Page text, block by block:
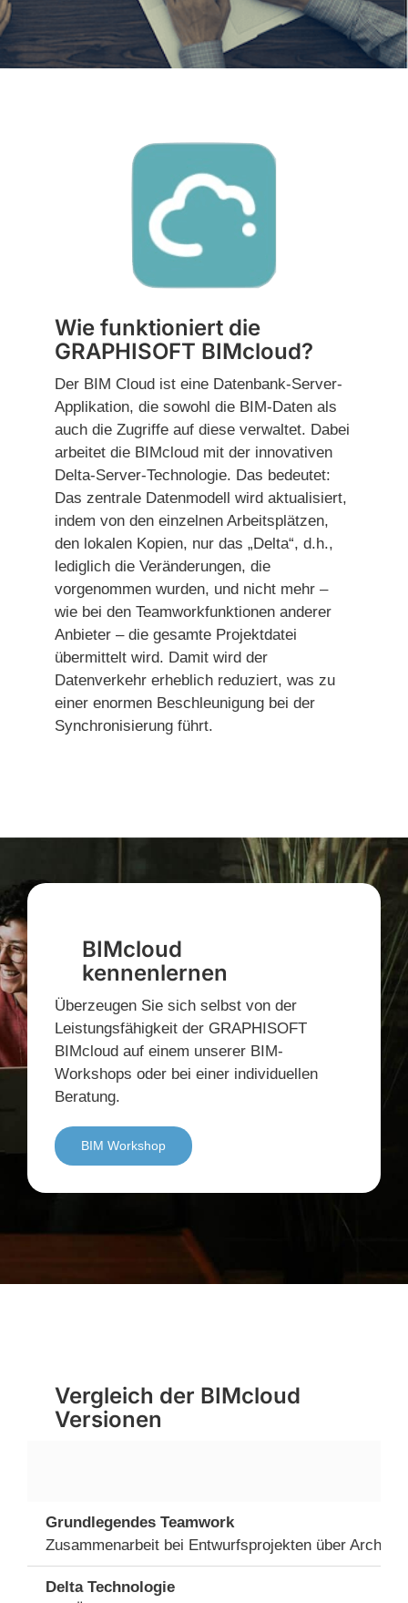
Wie funktioniert die
GRAPHISOFT BIMcloud?
Der BIM Cloud ist eine Datenbank-Server-
Applikation, die sowohl die BIM-Daten als
auch die Zugriffe auf diese verwaltet. Dabei
arbeitet die BIMcloud mit der innovativen
Delta-Server-Technologie. Das bedeutet:
Das zentrale Datenmodell wird aktualisiert,
indem von den einzelnen Arbeitsplätzen,
den lokalen Kopien, nur das „Delta“, d.h.,
lediglich die Veränderungen, die
vorgenommen wurden, und nicht mehr –
wie bei den Teamworkfunktionen anderer
Anbieter – die gesamte Projektdatei
übermittelt wird. Damit wird der
Datenverkehr erheblich reduziert, was zu
einer enormen Beschleunigung bei der
Synchronisierung führt.
BIMcloud
kennenlernen
Überzeugen Sie sich selbst von der
Leistungsfähigkeit der GRAPHISOFT
BIMcloud auf einem unserer BIM-
Workshops oder bei einer individuellen
Beratung.
BIM Workshop
Vergleich der BIMcloud
Versionen
Grundlegendes Teamwork
Zusammenarbeit bei Entwurfsprojekten über
Delta Technologie